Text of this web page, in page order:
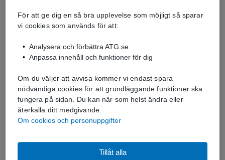
För att ge dig en så bra upplevelse som möjligt så sparar
vi cookies som används för att:
Analysera och förbättra ATG.se
Anpassa innehåll och funktioner för dig
Om du väljer att avvisa kommer vi endast spara
nödvändiga cookies för att grundläggande funktioner ska
fungera på sidan. Du kan när som helst ändra eller
återkalla ditt medgivande.
Om cookies och personuppgifter
Tillåt alla